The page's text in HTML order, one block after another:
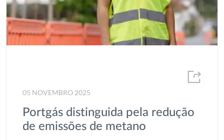
MEDEA
Offshore
Portgás
Prémio
05 NOVEMBRO 2025
Portgás distinguida pela redução
de emissões de metano